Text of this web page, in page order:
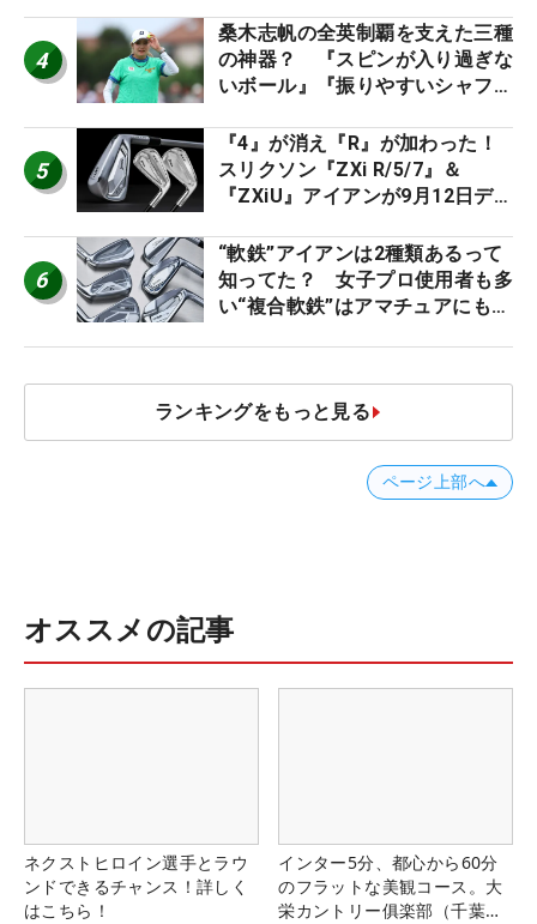
4
桑木志帆の全英制覇を支えた三種
の神器？ 『スピンが入り過ぎな
いボール』『振りやすいシャフ
ー』 #女子プロセッティング
5
『4』が消え『R』が加わった！
スリクソン『ZXi R/5/7』＆
『ZXiU』アイアンが9月12日デ
6
“軟鉄”アイアンは2種類あるって
知ってた？ 女子プロ使用者も多
い“複合軟鉄”はアマチュアにもオ
ランキングをもっと見る
ページ上部へ
オススメの記事
ネクストヒロイン選手とラウ
ンドできるチャンス！詳しく
はこちら！
インター5分、都心から60分
のフラットな美観コース。大
栄カントリー俱楽部（千葉